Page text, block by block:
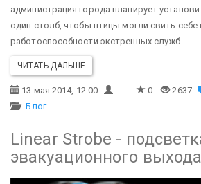
администрация города планирует
один столб, чтобы птицы могли свить себе
работоспособности экстренных служб.
ЧИТАТЬ ДАЛЬШЕ
13 мая 2014, 12:00 0 2637
Блог
Linear Strobe -
эвакуационного выхода